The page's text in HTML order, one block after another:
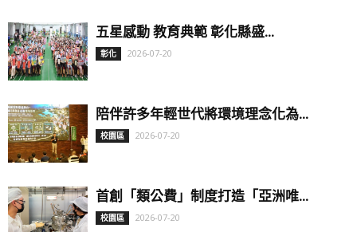
五星感動 教育典範 彰化縣盛...
彰化 2026-07-20
陪伴許多年輕世代將環境理念化為...
校園區 2026-07-20
首創「類公費」制度打造「亞洲唯...
校園區 2026-07-20